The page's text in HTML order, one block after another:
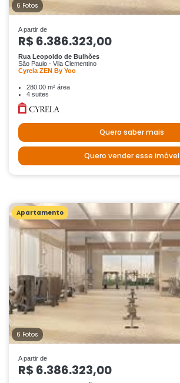
6 Fotos
A partir de
R$ 6.386.323,00
Rua Leopoldo de Bulhões
São Paulo - Vila Clementino
Cyrela ZEN By Yoo
280.00 m² área
4 suites
Quero saber mais
Quero vender esse imóvel
Apartamento
6 Fotos
A partir de
R$ 6.386.323,00